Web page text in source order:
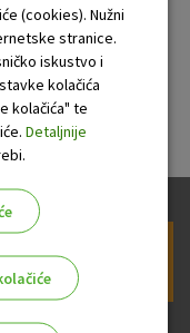
(cookies). Nužni
stranice.
iskustvo i
kolačića
kolačića" te
Detaljnije